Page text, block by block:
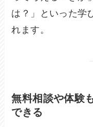
は？」といった学
れます。
無料相談や体験
できる